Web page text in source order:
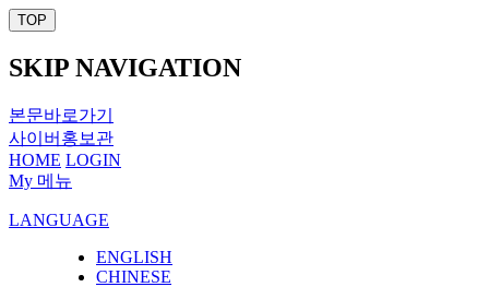
TOP
SKIP NAVIGATION
본문바로가기
사이버홍보관
HOME LOGIN
My 메뉴
LANGUAGE
ENGLISH
CHINESE